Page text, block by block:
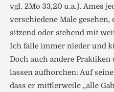
vgl. 2Mo 33,20 u.a.). Ames
verschiedene Male
sitzend oder stehend mit
Ich falle immer nieder und
Doch auch andere Praktiken
lassen aufhorchen: Auf
dass er mittlerweile „alle